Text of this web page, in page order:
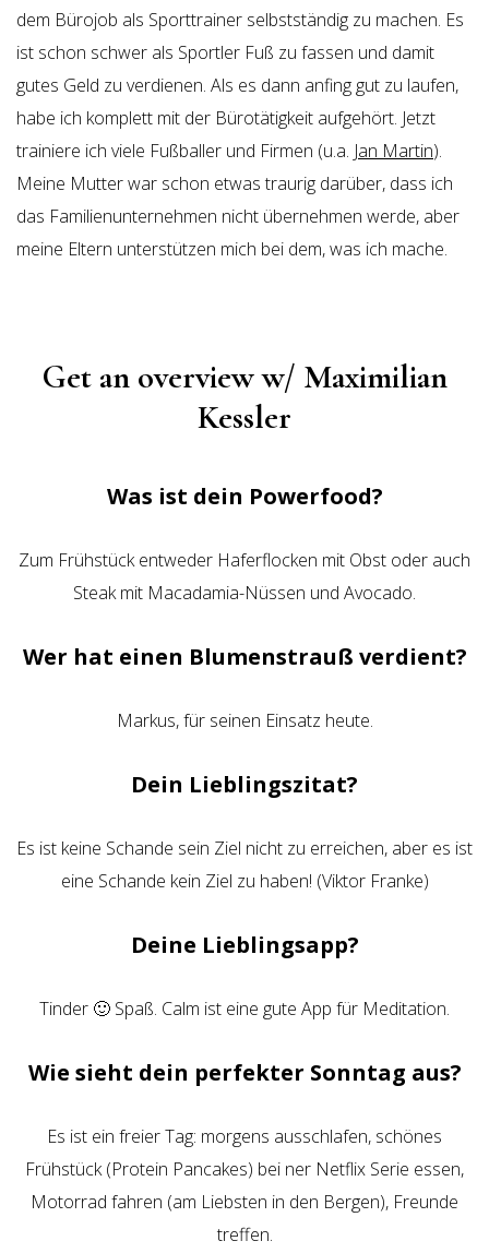
dem Bürojob als Sporttrainer selbstständig zu machen. Es
ist schon schwer als Sportler Fuß zu fassen und damit
gutes Geld zu verdienen. Als es dann anfing gut zu laufen,
habe ich komplett mit der Bürotätigkeit aufgehört. Jetzt
trainiere ich viele Fußballer und Firmen (u.a. Jan Martin).
Meine Mutter war schon etwas traurig darüber, dass ich
das Familienunternehmen nicht übernehmen werde, aber
meine Eltern unterstützen mich bei dem, was ich mache.
Get an overview w/ Maximilian
Kessler
Was ist dein Powerfood?
Zum Frühstück entweder Haferflocken mit Obst oder auch
Steak mit Macadamia-Nüssen und Avocado.
Wer hat einen Blumenstrauß verdient?
Markus, für seinen Einsatz heute.
Dein Lieblingszitat?
Es ist keine Schande sein Ziel nicht zu erreichen, aber es ist
eine Schande kein Ziel zu haben! (Viktor Franke)
Deine Lieblingsapp?
Tinder 🙂 Spaß. Calm ist eine gute App für Meditation.
Wie sieht dein perfekter Sonntag aus?
Es ist ein freier Tag: morgens ausschlafen, schönes
Frühstück (Protein Pancakes) bei ner Netflix Serie essen,
Motorrad fahren (am Liebsten in den Bergen), Freunde
treffen.